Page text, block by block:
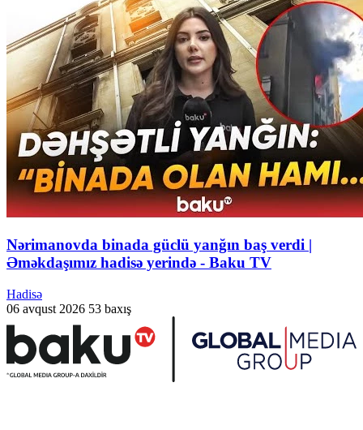
Nərimanovda binada güclü yanğın baş verdi |
Əməkdaşımız hadisə yerində - Baku TV
Hadisə
06 avqust 2026 53 baxış